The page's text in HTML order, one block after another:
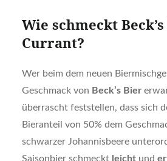
Wie schmeckt
Currant?
Wer beim dem neuen
Geschmack von Beck’s Bier
überrascht feststellen, dass sich
Bieranteil von 50% dem
schwarzer Johannisbeere
Saisonbier schmeckt leicht und